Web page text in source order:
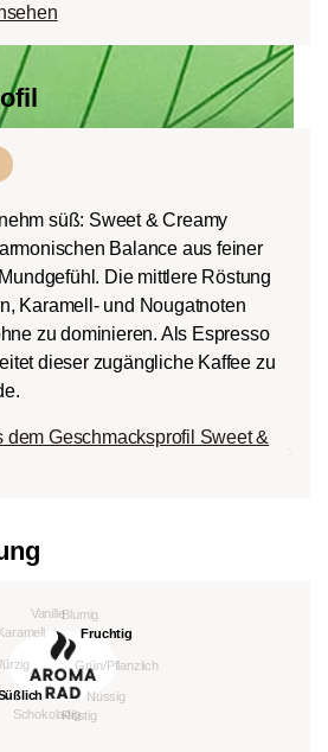
süß: Sweet & Creamy
Balance aus feiner
Die mittlere Röstung
Karamell- und Nougatnoten
zu dominieren. Als Espresso
dieser zugängliche Kaffee zu
dem Geschmacksprofil Sweet &